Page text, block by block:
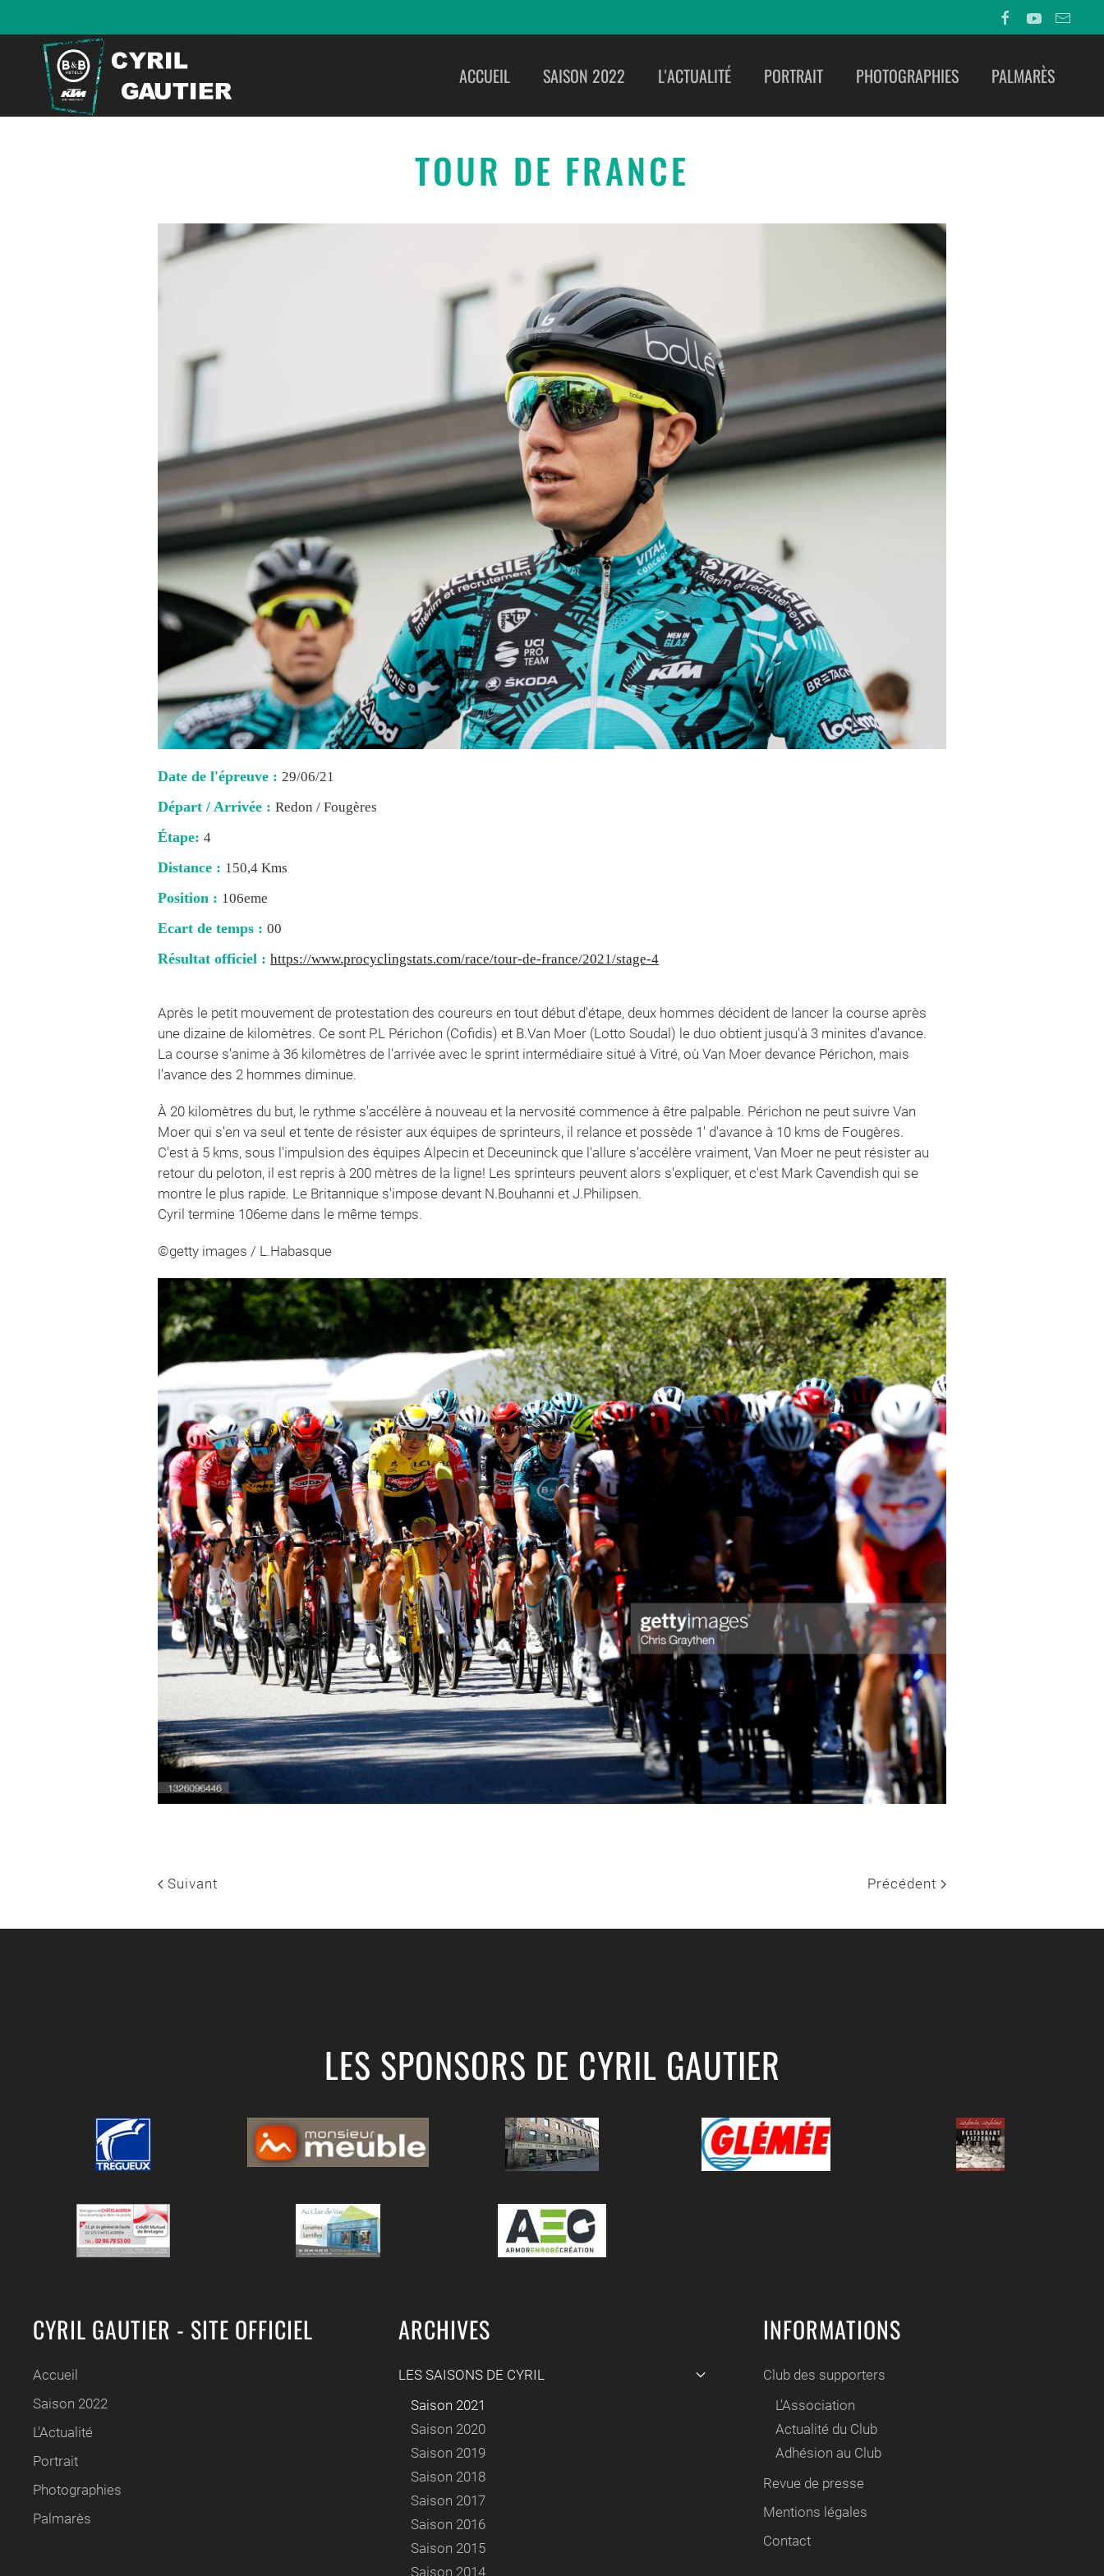
ACCUEIL SAISON 2022 L'ACTUALITÉ PORTRAIT PHOTOGRAPHIES PALMARÈS
TOUR DE FRANCE
Date de l'épreuve : 29/06/21
Départ / Arrivée : Redon / Fougères
Étape: 4
Distance : 150,4 Kms
Position : 106eme
Ecart de temps : 00
Résultat officiel : https://www.procyclingstats.com/race/tour-de-france/2021/stage-4
Après le petit mouvement de protestation des coureurs en tout début d'étape, deux hommes décident de lancer la course après
une dizaine de kilomètres. Ce sont P.L Périchon (Cofidis) et B.Van Moer (Lotto Soudal) le duo obtient jusqu'à 3 minites d'avance.
La course s'anime à 36 kilomètres de l'arrivée avec le sprint intermédiaire situé à Vitré, où Van Moer devance Périchon, mais
l'avance des 2 hommes diminue.
À 20 kilomètres du but, le rythme s'accélère à nouveau et la nervosité commence à être palpable. Périchon ne peut suivre Van
Moer qui s'en va seul et tente de résister aux équipes de sprinteurs, il relance et possède 1' d'avance à 10 kms de Fougères.
C'est à 5 kms, sous l'impulsion des équipes Alpecin et Deceuninck que l'allure s'accélère vraiment, Van Moer ne peut résister au
retour du peloton, il est repris à 200 mètres de la ligne! Les sprinteurs peuvent alors s'expliquer, et c'est Mark Cavendish qui se
montre le plus rapide. Le Britannique s'impose devant N.Bouhanni et J.Philipsen.
Cyril termine 106eme dans le même temps.
©getty images / L.Habasque
Suivant Précédent
LES SPONSORS DE CYRIL GAUTIER
CYRIL GAUTIER - SITE OFFICIEL
Accueil
Saison 2022
L'Actualité
Portrait
Photographies
Palmarès
ARCHIVES
LES SAISONS DE CYRIL
Saison 2021
Saison 2020
Saison 2019
Saison 2018
Saison 2017
Saison 2016
Saison 2015
Saison 2014
INFORMATIONS
Club des supporters
L'Association
Actualité du Club
Adhésion au Club
Revue de presse
Mentions légales
Contact